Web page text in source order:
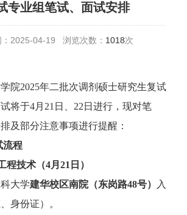
专业组笔试、面试安排
：2025-04-19 浏览次数： 1018次
院2025年二批次调剂硕士研究生复试
将于4月 21 日、 22日 进行，现对笔
及部分注意事项进行提醒：
流程
程技术（4月21日）
大学建华校区南院（东岗路48号）
入
身份证）。